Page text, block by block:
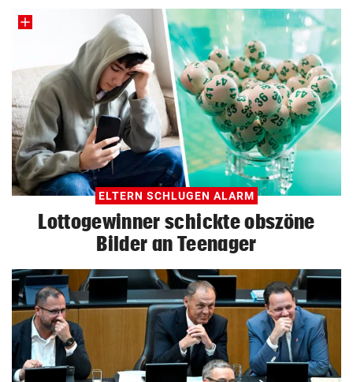
ELTERN SCHLUGEN ALARM
Lottogewinner schickte obszöne
Bilder an Teenager